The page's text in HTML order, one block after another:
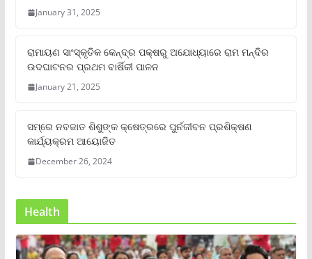
January 31, 2025
ରାମାୟଣ ସାଂସ୍କୃତିକ କେନ୍ଦ୍ର ପକ୍ଷରୁ ଅଯୋଧ୍ୟାରେ ରାମ ମନ୍ଦିର
ଉଦଘାଟନର ପ୍ରଥମ ବାର୍ଷିକୀ ପାଳନ
January 21, 2025
ସମ୍‌ରେ ନବଜାତ ଶିଶୁଙ୍କ କ୍ଷେତ୍ରରେ ପୁର୍ନଜୀବନ ପ୍ରଶିକ୍ଷଣ
କାର୍ଯ୍ୟକ୍ରମ ଆୟୋଜିତ
December 26, 2024
Health